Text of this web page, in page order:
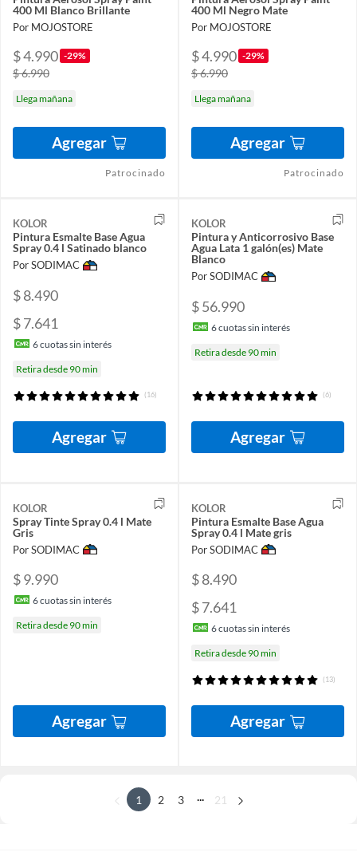
400 Ml Blanco Brillante
Por MOJOSTORE
$ 4.990 -29%
$ 6.990
Llega mañana
Agregar
Patrocinado
400 Ml Negro Mate
Por MOJOSTORE
$ 4.990 -29%
$ 6.990
Llega mañana
Agregar
Patrocinado
KOLOR
Pintura Esmalte Base Agua
Spray 0.4 l Satinado blanco
Por SODIMAC
$ 8.490
$ 7.641
6cuotas sin interés
Retira desde 90 min
(16)
Agregar
KOLOR
Pintura y Anticorrosivo Base
Agua Lata 1 galón(es) Mate
Blanco
Por SODIMAC
$ 56.990
6cuotas sin interés
Retira desde 90 min
(6)
Agregar
KOLOR
Spray Tinte Spray 0.4 l Mate
Gris
Por SODIMAC
$ 9.990
6cuotas sin interés
Retira desde 90 min
Agregar
KOLOR
Pintura Esmalte Base Agua
Spray 0.4 l Mate gris
Por SODIMAC
$ 8.490
$ 7.641
6cuotas sin interés
Retira desde 90 min
(13)
Agregar
1 2 3 21